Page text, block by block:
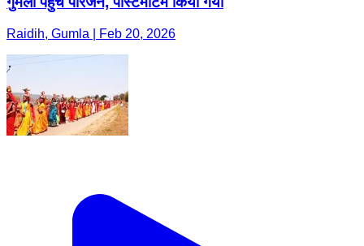
Raidih, Gumla | Feb 20, 2026